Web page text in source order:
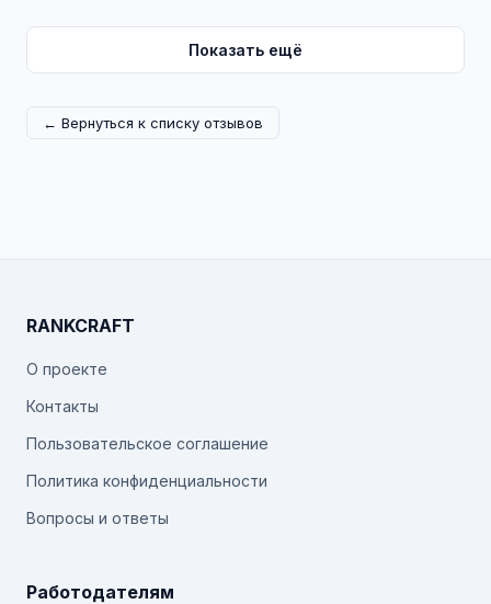
Показать ещё
← Вернуться к списку отзывов
RANKCRAFT
О проекте
Контакты
Пользовательское соглашение
Политика конфиденциальности
Вопросы и ответы
Работодателям